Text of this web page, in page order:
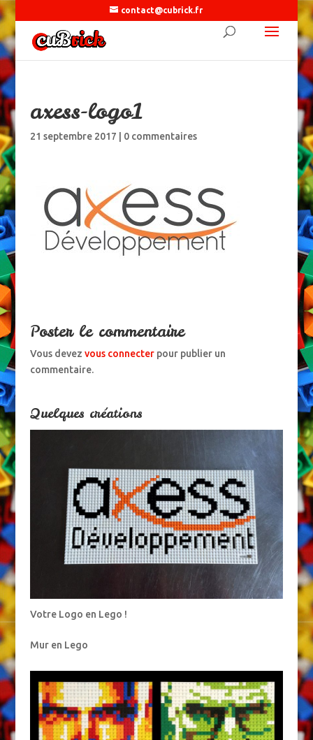
contact@cubrick.fr
axess-logo1
21 septembre 2017 0 commentaires
Poster le commentaire
Vous devez vous connecterpour publier un
commentaire.
Quelques créations
Votre Logo en Lego !
Mur en Lego